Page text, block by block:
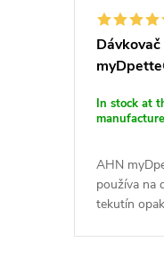
In stock at
AHN
používa na
tekutín
z